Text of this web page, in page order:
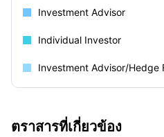
Investment Advisor
Individual Investor
Investment Advisor/Hedge
ตราสารที่เกี่ยวข้อง